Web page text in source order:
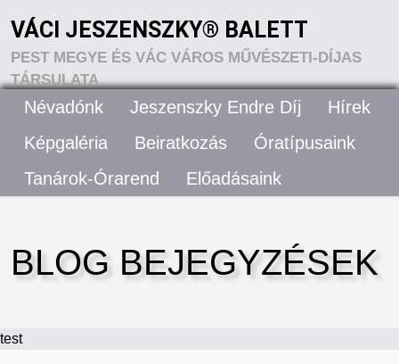
VÁCI JESZENSZKY® BALETT
PEST MEGYE ÉS VÁC VÁROS MŰVÉSZETI-DÍJAS
TÁRSULATA
VÁCI JESZENSZKY® BALETT – RÓLUNK
Névadónk Jeszenszky Endre Díj
Hírek
Képgaléria
Beiratkozás
Óratípusaink
Tanárok-Órarend
Előadásaink
BLOG BEJEGYZÉSEK
test